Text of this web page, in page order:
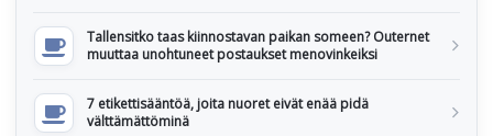
Tallensitko taas kiinnostavan paikan someen? Outernet
muuttaa unohtuneet postaukset menovinkeiksi
7 etikettisääntöä, joita nuoret eivät enää pidä
välttämättöminä